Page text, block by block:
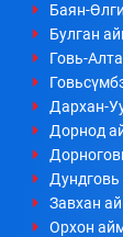
Баян-
Булган
Говь-
Дархан-
Дорнод
Дундговь
Завхан
Орхон